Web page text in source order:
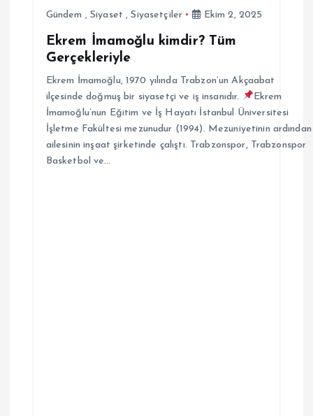
Gündem ,Siyaset ,Siyasetçiler Ekim 2, 2025
Ekrem İmamoğlu kimdir? Tüm
Gerçekleriyle
Ekrem İmamoğlu, 1970 yılında Trabzon’un Akçaabat
ilçesinde doğmuş bir siyasetçi ve iş insanıdır.
Ekrem
İmamoğlu’nun Eğitim ve İş Hayatı İstanbul Üniversitesi
İşletme Fakültesi mezunudur (1994). Mezuniyetinin ardından
ailesinin inşaat şirketinde çalıştı. Trabzonspor, Trabzonspor
Basketbol ve…